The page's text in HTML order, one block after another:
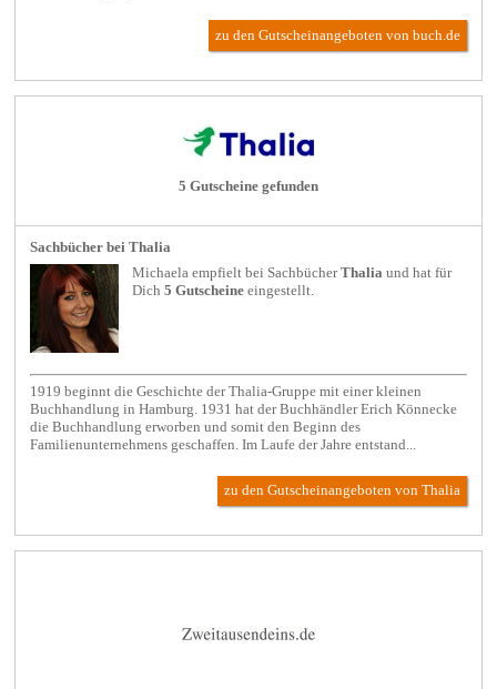
zu den Gutscheinangeboten von buch.de
5 Gutscheine gefunden
Sachbücher bei Thalia
Michaela empfielt bei Sachbücher Thalia und hat für
Dich5 Gutscheine eingestellt.
1919 beginnt die Geschichte der Thalia-Gruppe mit einer kleinen
Buchhandlung in Hamburg. 1931 hat der Buchhändler Erich Könnecke
die Buchhandlung erworben und somit den Beginn des
Familienunternehmens geschaffen. Im Laufe der Jahre entstand...
zu den Gutscheinangeboten von Thalia